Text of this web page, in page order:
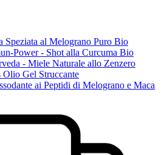
Speziata al Melograno Puro Bio
Power - Shot alla Curcuma Bio
- Miele Naturale allo Zenzero
Gel Struccante
ai Peptidi di Melograno e Maca